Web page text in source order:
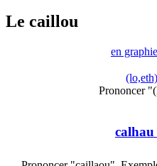
Le caillou
en
Prononcer
calhau